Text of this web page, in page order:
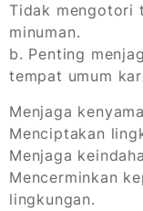
Tidak mengotori
minuman.
b. Penting
tempat umum
Menjaga
Menciptakan
Menjaga
Mencerminkan
lingkungan.